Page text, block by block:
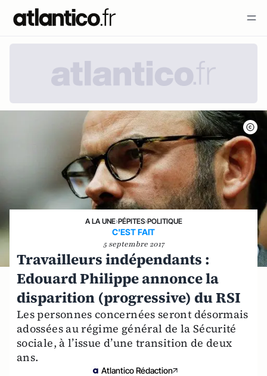
A LA UNE›PÉPITES›POLITIQUE
C'EST FAIT
5 septembre 2017
Travailleurs indépendants :
Edouard Philippe annonce la
disparition (progressive) du RSI
Les personnes concernées seront désormais
adossées au régime général de la Sécurité
sociale, à l’issue d’une transition de deux
ans.
Atlantico Rédaction